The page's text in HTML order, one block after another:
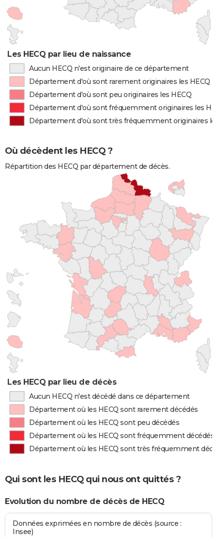
Les HECQ par lieu de naissance
Aucun HECQ n'est originaire de ce département
Département d'où sont rarement originaires les HECQ
Département d'où sont peu originaires les HECQ
Département d'où sont fréquemment originaires les
Département d'où sont très fréquemment originaires
Où décèdent les HECQ ?
Répartition des HECQ par département de décès.
Les HECQ par lieu de décès
Aucun HECQ n'est décédé dans ce département
Département où les HECQ sont rarement décédés
Département où les HECQ sont peu décédés
Département où les HECQ sont fréquemment décédés
Département où les HECQ sont très fréquemment
Qui sont les HECQ qui nous ont quittés ?
Evolution du nombre de décès de HECQ
Données exprimées en nombre de décès (source :
Insee)